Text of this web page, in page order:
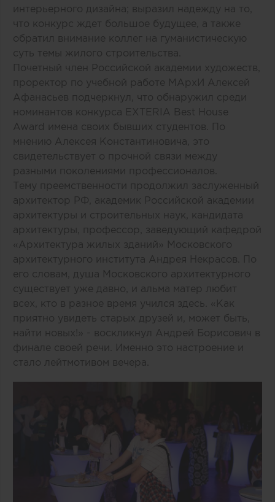
интерьерного дизайна; выразил надежду на то,
что конкурс ждет большое будущее, а также
обратил внимание коллег на гуманистическую
суть темы жилого строительства.
Почетный член Российской академии художеств,
проректор по учебной работе МАрхИ Алексей
Афанасьев подчеркнул, что обнаружил среди
номинантов конкурса EXTERIA Best House
Award имена своих бывших студентов. По
мнению Алексея Константиновича, это
свидетельствует о прочной связи между
разными поколениями профессионалов.
Тему преемственности продолжил заслуженный
архитектор РФ, академик Российской академии
архитектуры и строительных наук, кандидата
архитектуры, профессор, заведующий кафедрой
«Архитектура жилых зданий» Московского
архитектурного института Андрея Некрасов. По
его словам, душа Московского архитектурного
существует уже давно, и альма матер любит
всех, кто в разное время учился здесь. «Как
приятно увидеть старых друзей и, может быть,
найти новых!» - воскликнул Андрей Борисович в
финале своей речи. Именно это настроение и
стало лейтмотивом вечера.